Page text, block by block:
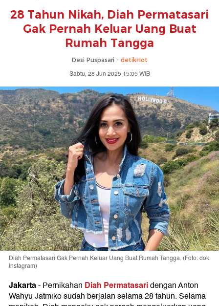
28 Tahun Nikah, Diah Permatasari
Gak Pernah Keluar Uang Buat
Rumah Tangga
Desi Puspasari - detikHot
Sabtu, 28 Jun 2025 15:05 WIB
Diah Permatasari Gak Pernah Keluar Uang Buat Rumah Tangga. (Foto: dok
Instagram)
Jakarta-Pernikahan Diah Permatasaridengan Anton
Wahyu Jatmiko sudah berjalan selama 28 tahun. Selama